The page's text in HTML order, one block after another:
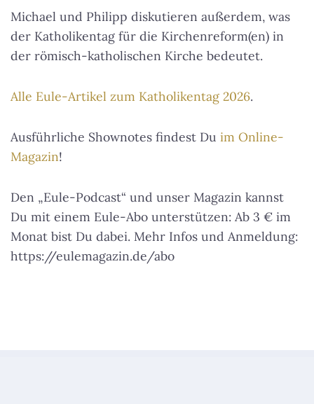
Michael und Philipp diskutieren außerdem, was
der Katholikentag für die Kirchenreform(en) in
der römisch-katholischen Kirche bedeutet.
Alle Eule-Artikel zum Katholikentag 2026.
Ausführliche Shownotes findest Du im Online-
Magazin!
Den „Eule-Podcast“ und unser Magazin kannst
Du mit einem Eule-Abo unterstützen: Ab 3 € im
Monat bist Du dabei. Mehr Infos und Anmeldung:
https://eulemagazin.de/abo